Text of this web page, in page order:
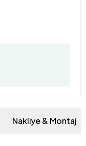
Nakliye & Montaj